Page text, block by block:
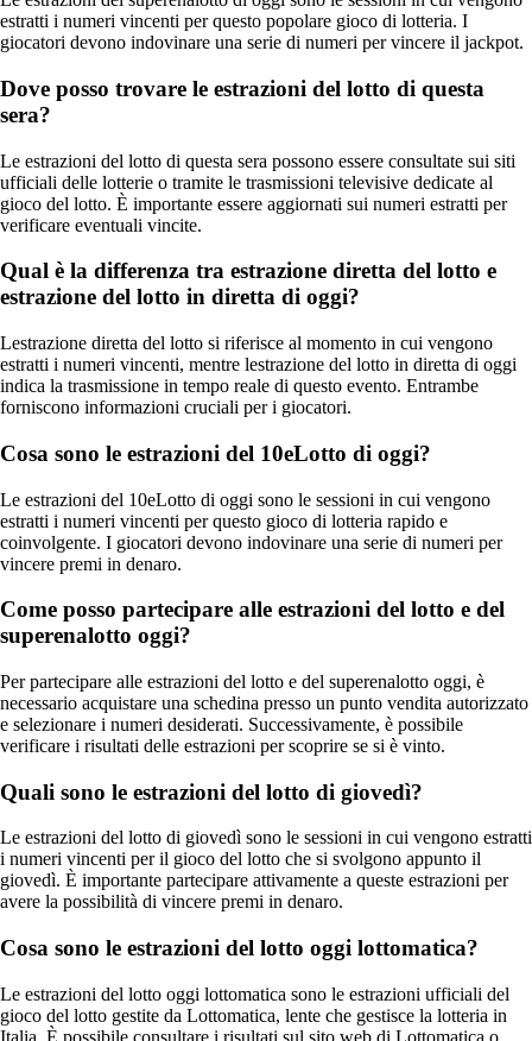
estratti i numeri vincenti per questo popolare gioco di lotteria. I
giocatori devono indovinare una serie di numeri per vincere il jackpot.
Dove posso trovare le estrazioni del lotto di questa
sera?
Le estrazioni del lotto di questa sera possono essere consultate sui siti
ufficiali delle lotterie o tramite le trasmissioni televisive dedicate al
gioco del lotto. È importante essere aggiornati sui numeri estratti per
verificare eventuali vincite.
Qual è la differenza tra estrazione diretta del lotto e
estrazione del lotto in diretta di oggi?
Lestrazione diretta del lotto si riferisce al momento in cui vengono
estratti i numeri vincenti, mentre lestrazione del lotto in diretta di oggi
indica la trasmissione in tempo reale di questo evento. Entrambe
forniscono informazioni cruciali per i giocatori.
Cosa sono le estrazioni del 10eLotto di oggi?
Le estrazioni del 10eLotto di oggi sono le sessioni in cui vengono
estratti i numeri vincenti per questo gioco di lotteria rapido e
coinvolgente. I giocatori devono indovinare una serie di numeri per
vincere premi in denaro.
Come posso partecipare alle estrazioni del lotto e del
superenalotto oggi?
Per partecipare alle estrazioni del lotto e del superenalotto oggi, è
necessario acquistare una schedina presso un punto vendita autorizzato
e selezionare i numeri desiderati. Successivamente, è possibile
verificare i risultati delle estrazioni per scoprire se si è vinto.
Quali sono le estrazioni del lotto di giovedì?
Le estrazioni del lotto di giovedì sono le sessioni in cui vengono estratti
i numeri vincenti per il gioco del lotto che si svolgono appunto il
giovedì. È importante partecipare attivamente a queste estrazioni per
avere la possibilità di vincere premi in denaro.
Cosa sono le estrazioni del lotto oggi lottomatica?
Le estrazioni del lotto oggi lottomatica sono le estrazioni ufficiali del
gioco del lotto gestite da Lottomatica, lente che gestisce la lotteria in
Italia. È possibile consultare i risultati sul sito web di Lottomatica o